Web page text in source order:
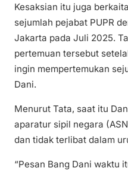
Kesaksian itu juga
sejumlah pejabat PUPR
Jakarta pada Juli 2025.
pertemuan tersebut
ingin mempertemukan
Dani.
Menurut Tata, saat itu
aparatur sipil negara
dan tidak terlibat dalam
“Pesan Bang Dani waktu